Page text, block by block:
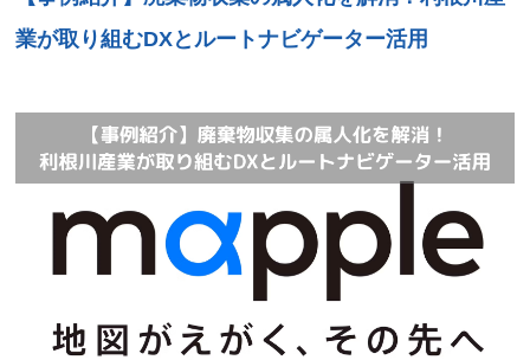
業が取り組むDXとルートナビゲーター活用